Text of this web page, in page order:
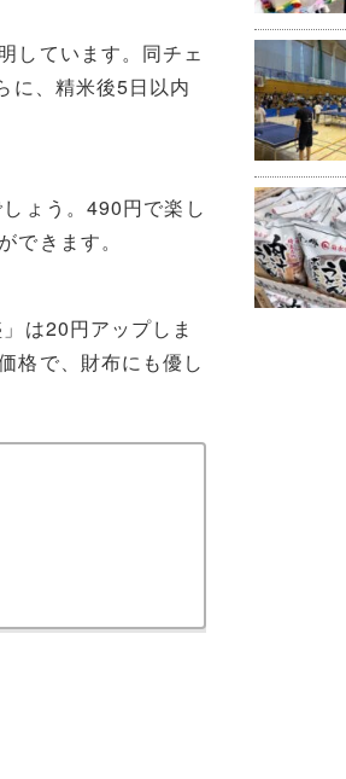
しています。同チェ
に、精米後5日以内
ょう。490円で楽し
きます。
は20円アップしま
格で、財布にも優し